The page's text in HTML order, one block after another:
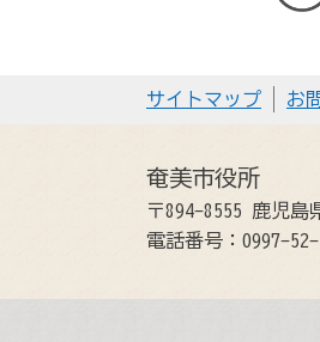
サイトマップ お
奄美市役所
〒894-8555 鹿児島
電話番号：0997-52-